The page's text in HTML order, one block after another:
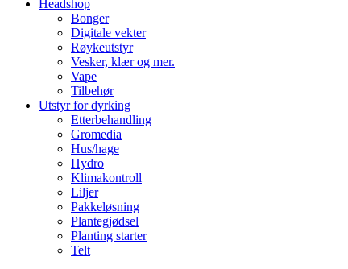
Headshop
Bonger
Digitale vekter
Røykeutstyr
Vesker, klær og mer.
Vape
Tilbehør
Utstyr for dyrking
Etterbehandling
Gromedia
Hus/hage
Hydro
Klimakontroll
Liljer
Pakkeløsning
Plantegjødsel
Planting starter
Telt